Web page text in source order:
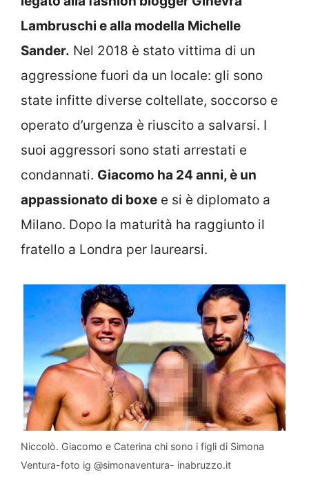
Lambruschi e alla modella Michelle
Sander. Nel 2018 è stato vittima di un
aggressione fuori da un locale: gli sono
state infitte diverse coltellate, soccorso e
operato d’urgenza è riuscito a salvarsi. I
suoi aggressori sono stati arrestati e
condannati. Giacomo ha 24 anni, è un
appassionato di boxe e si è diplomato a
Milano. Dopo la maturità ha raggiunto il
fratello a Londra per laurearsi.
Niccolò. Giacomo e Caterina chi sono i figli di Simona
Ventura-foto ig @simonaventura- inabruzzo.it